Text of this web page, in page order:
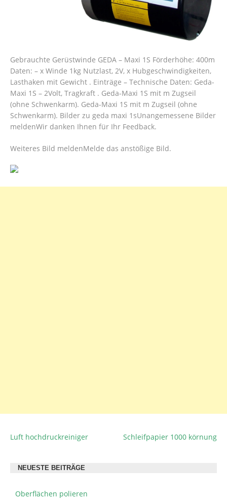
Gebrauchte Gerüstwinde GEDA – Maxi 1S Förderhöhe: 400m
Daten: – x Winde 1kg Nutzlast, 2V, x Hubgeschwindigkeiten,
Lasthaken mit Gewicht . Einträge – Technische Daten: Geda-
Maxi 1S – 2Volt, Tragkraft . Geda-Maxi 1S mit m Zugseil
(ohne Schwenkarm). Geda-Maxi 1S mit m Zugseil (ohne
Schwenkarm). Bilder zu geda maxi 1sUnangemessene Bilder
meldenWir danken Ihnen für Ihr Feedback.
Weiteres Bild meldenMelde das anstößige Bild.
BEITRAGSNAVIGATION
Luft hochdruckreiniger Schleifpapier 1000 körnung
NEUESTE BEITRÄGE
Oberflächen polieren